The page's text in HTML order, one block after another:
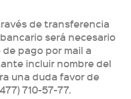
de transferencia
será necesario
pago por mail a
incluir nombre del
una duda favor de
710-57-77.